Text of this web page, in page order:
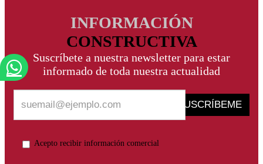
INFORMACIÓN
CONSTRUCTIVA
Suscríbete a nuestra newsletter para estar
informado de toda nuestra actualidad
SUSCRÍBEME
Acepto recibir información comercial